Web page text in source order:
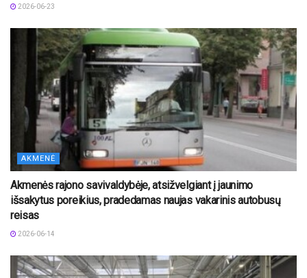
2026-06-23
AKMENĖ
Akmenės rajono savivaldybėje, atsižvelgiant į jaunimo
išsakytus poreikius, pradedamas naujas vakarinis autobusų
reisas
2026-06-14